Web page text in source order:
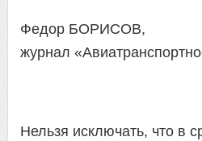
Федор БОРИСОВ,
журнал
Нельзя исключать, что в